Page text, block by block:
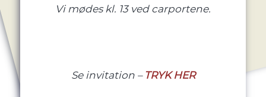
Vi mødes kl. 13 ved carportene.
Se invitation – TRYK HER